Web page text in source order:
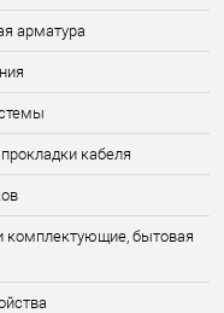
арматура
кабеля
комплектующие, бытовая